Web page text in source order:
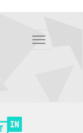
Toggle